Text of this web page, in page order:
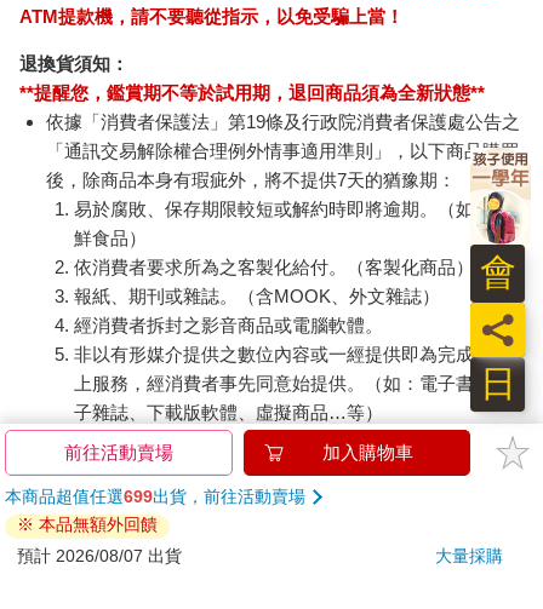
ATM提款機，請不要聽從指示，以免受騙上當！
退換貨須知：
**提醒您，鑑賞期不等於試用期，退回商品須為全新狀態**
依據「消費者保護法」第19條及行政院消費者保護處公告之
「通訊交易解除權合理例外情事適用準則」，以下商品購買
後，除商品本身有瑕疵外，將不提供7天的猶豫期：
易於腐敗、保存期限較短或解約時即將逾期。（如：生
鮮食品）
依消費者要求所為之客製化給付。（客製化商品）
報紙、期刊或雜誌。（含MOOK、外文雜誌）
經消費者拆封之影音商品或電腦軟體。
非以有形媒介提供之數位內容或一經提供即為完成之線
上服務，經消費者事先同意始提供。（如：電子書、電
子雜誌、下載版軟體、虛擬商品…等）
已拆封之個人衛生用品。（如：內衣褲、刮鬍刀、除毛
刀…等）
若非上列種類商品，均享有到貨7天的猶豫期（含例假
日）。
辦理退換貨時，商品（組合商品恕無法接受單獨退貨）必須
日